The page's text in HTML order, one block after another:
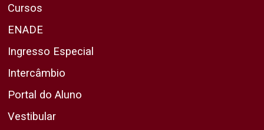
Cursos
ENADE
Ingresso Especial
Intercâmbio
Portal do Aluno
Vestibular